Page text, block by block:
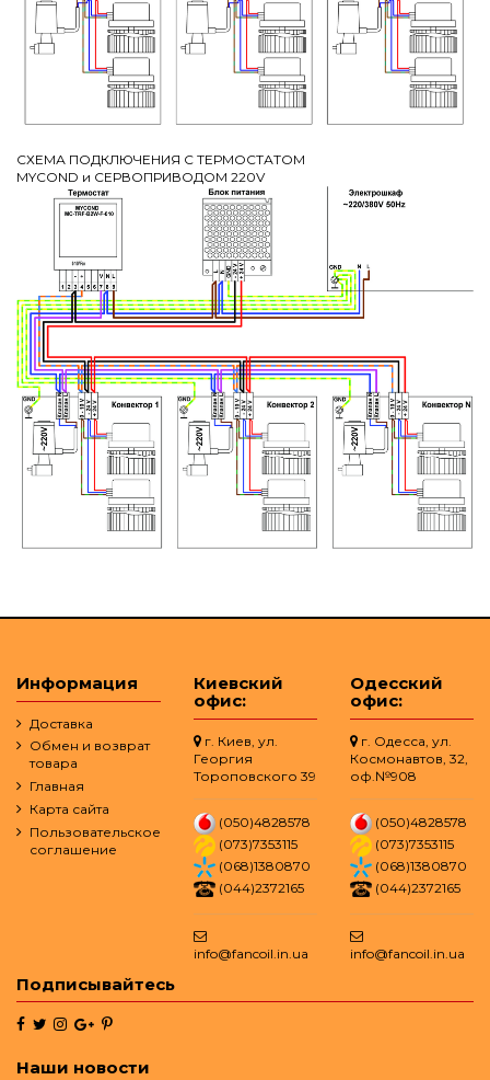
СХЕМА ПОДКЛЮЧЕНИЯ С ТЕРМОСТАТОМ
MYCOND и СЕРВОПРИВОДОМ 220V
Информация
Доставка
Обмен и возврат
товара
Главная
Карта сайта
Пользовательское
соглашение
Киевский
офис:
г. Киев, ул.
Георгия
Тороповского 39
(050)4828578
(073)7353115
(068)1380870
(044)2372165
info@fancoil.in.ua
Одесский
офис:
г. Одесса, ул.
Космонавтов, 32,
оф.№908
(050)4828578
(073)7353115
(068)1380870
(044)2372165
info@fancoil.in.ua
Подписывайтесь
Наши новости